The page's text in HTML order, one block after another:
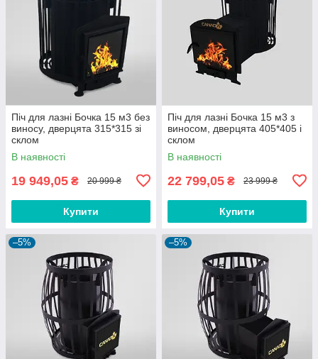
Піч для лазні Бочка 15 м3 без
виносу, дверцята 315*315 зі
склом
В наявності
19 949,05 ₴ 20 999 ₴
Купити
Піч для лазні Бочка 15 м3 з
виносом, дверцята 405*405 і
склом
В наявності
22 799,05 ₴ 23 999 ₴
Купити
–5% –5%